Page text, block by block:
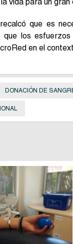
que es
los
en el
DONACIÓN DE